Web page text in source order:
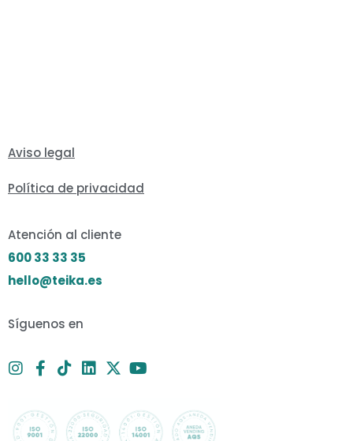
Aviso legal
Política de privacidad
Atención al cliente
600 33 33 35
hello@teika.es
Síguenos en